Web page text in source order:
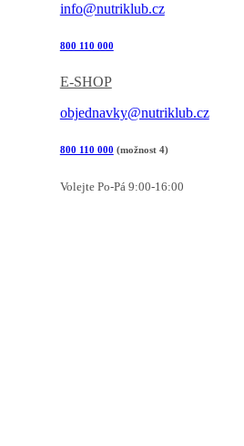
info@nutriklub.cz
800 110 000
E-SHOP
objednavky@nutriklub.cz
800 110 000 (možnost 4)
Volejte Po-Pá 9:00-16:00